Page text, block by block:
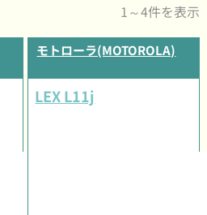
1～4件を表示
モトローラ(MOTOROLA)
LEX L11j